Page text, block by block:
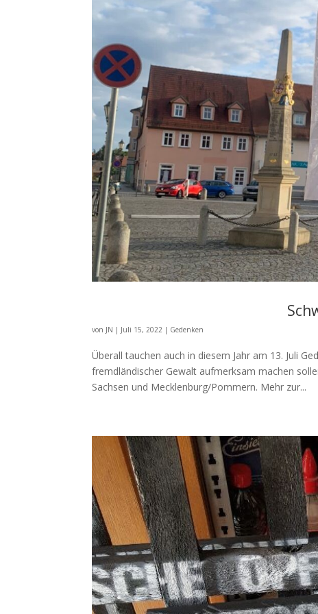
von JN | Juli 15, 2022 | Gedenken
Überall tauchen auch in diesem Jahr am 13. Juli
fremdländischer Gewalt aufmerksam machen
Sachsen und Mecklenburg/Pommern. Mehr zur...